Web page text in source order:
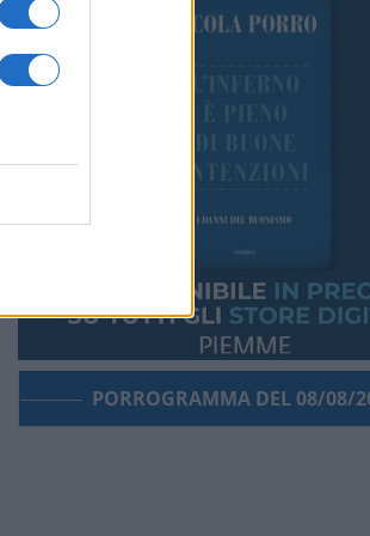
PORROGRAMMA DEL 08/08/